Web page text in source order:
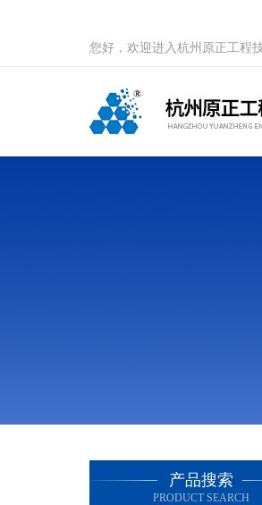
您好，欢迎进入杭州原正工程
产品搜索
PRODUCT SEARCH